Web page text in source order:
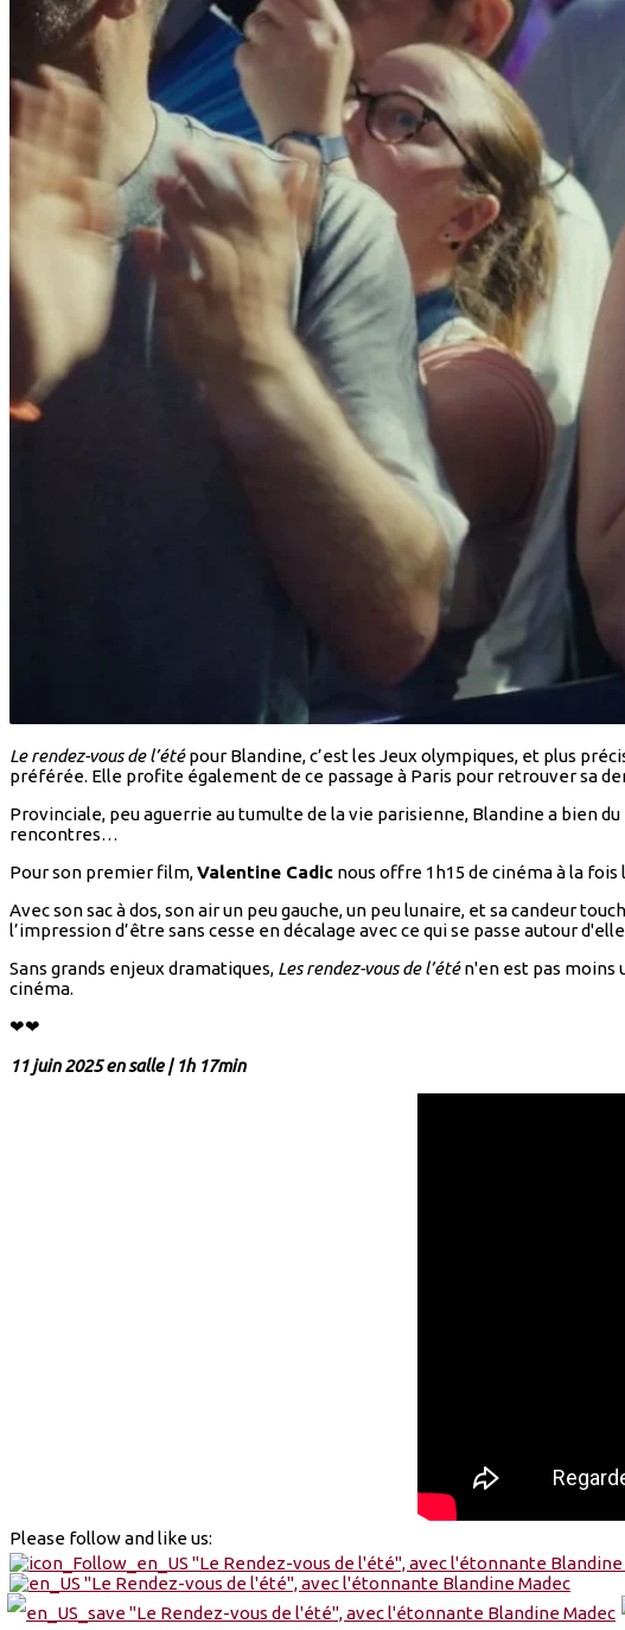
Le rendez-vous de l’étépour Blandine, c’est les Jeux olympiques, et plus
préférée. Elle profite également de ce passage à Paris pour retrouver sa
Provinciale, peu aguerrie au tumulte de la vie parisienne, Blandine a bien
rencontres…
Pour son premier film,Valentine Cadic nous offre 1h15 de cinéma à la
Avec son sac à dos, son air un peu gauche, un peu lunaire, et sa candeur
l’impression d’être sans cesse en décalage avec ce qui se passe autour
Sans grands enjeux dramatiques, Les rendez-vous de l’étén'en est pas moins
cinéma.
❤❤
11 juin 2025en salle|1h 17min
Please follow and like us: